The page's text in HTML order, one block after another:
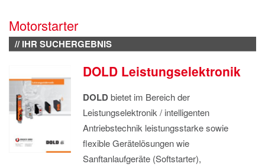
DATENSCHUTZ
Motorstarter
// IHR SUCHERGEBNIS
DOLD Leistungselektronik
DOLDbietet im Bereich der
Leistungselektronik / intelligenten
Antriebstechnik leistungsstarke sowie
flexible Gerätelösungen wie
Sanftanlaufgeräte (Softstarter),